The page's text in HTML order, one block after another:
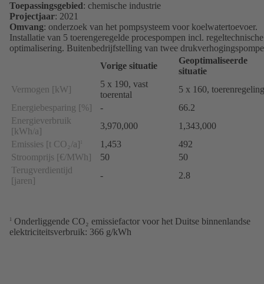
Toepassingsgebied: chemische industrie
Projectjaar: 2021
Omvang: onderzoek van het pompsysteem voor koelwatertoevoer.
Installatie van 5 toerengeregelde procespompen incl. regeltechnische
optimalisering. Buitenbedrijfstelling van twee
Vorige situatie
Geoptimaliseerde
situatie
Vermogen [kW]
5 x 190, vast
toerental
5 x 160, toerenregeling
Energiebesparing [%]
-
66.2
Energieverbruik
[kWh/a]
3,970,000
1,343,000
Emissies [t CO₂/a]
1,453
492
Stroomprijs [€/MWh]
50
50
Terugverdientijd
[jaren]
- 2.8
1
Onderliggende CO₂ emissiefactor voor het Duitse binnenlandse
elektriciteitsverbruik: 366 g/kWh